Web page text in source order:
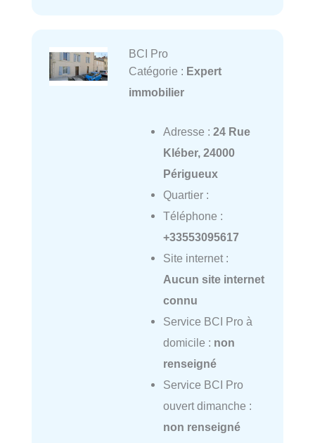
BCI Pro
Catégorie : Expert
immobilier
Adresse : 24 Rue
Kléber, 24000
Périgueux
Quartier :
Téléphone :
+33553095617
Site internet :
Aucun site internet
connu
Service BCI Pro à
domicile : non
renseigné
Service BCI Pro
ouvert dimanche :
non renseigné